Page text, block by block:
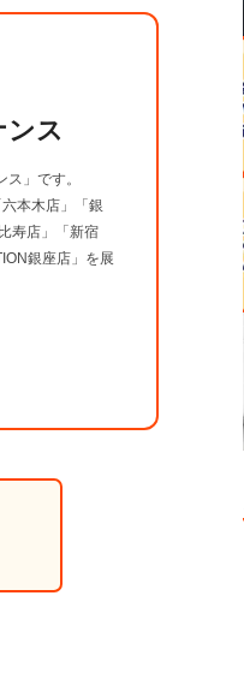
ンス
」です。
本木店」「銀
寿店」「新宿
銀座店」を展